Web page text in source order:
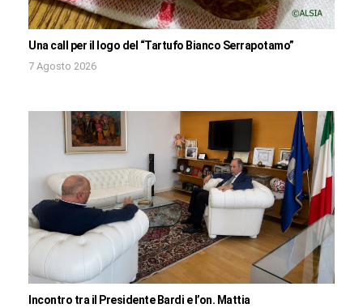
Una call per il logo del “Tartufo Bianco Serrapotamo”
7 Agosto 2026
Incontro tra il Presidente Bardi e l’on. Mattia